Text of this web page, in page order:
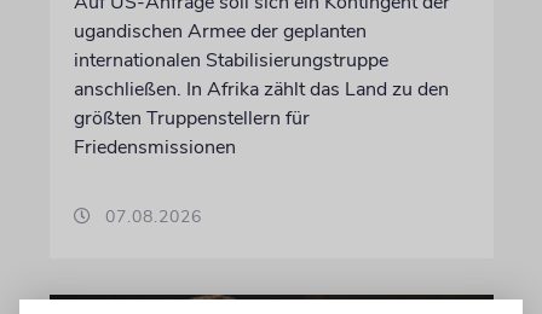
ugandischen Armee der geplanten
internationalen Stabilisierungstruppe
anschließen. In Afrika zählt das Land zu den
größten Truppenstellern für
Friedensmissionen
07.08.2026